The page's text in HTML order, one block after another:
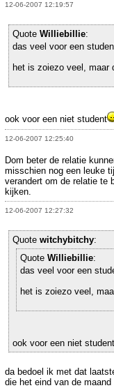
12-06-2007 12:19:57
Quote Williebillie:
das veel voor een
het is zoiezo veel, maar
ook voor een niet student
12-06-2007 12:25:40
Dom beter de relatie
misschien nog een leuke
verandert om de relatie te
kijken.
12-06-2007 12:27:32
Quote witchybitchy:
Quote Williebillie:
das veel voor een
het is zoiezo veel,
ook voor een niet student
da bedoel ik met dat
die het eind van de maand